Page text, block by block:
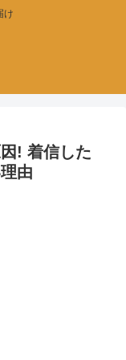
け
! 着信した
由